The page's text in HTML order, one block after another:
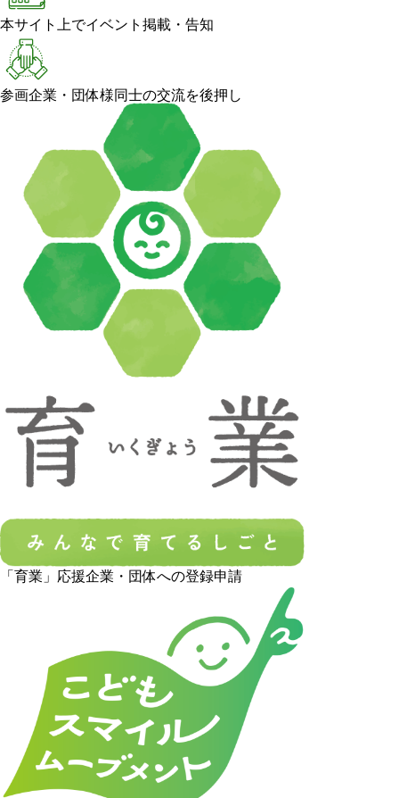
本サイト上でイベント掲載・告知
参画企業・団体様同士の交流を後押し
「育業」応援企業・団体への登録申請